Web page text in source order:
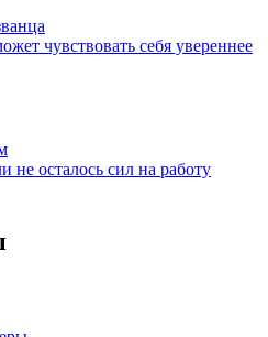
чувствовать себя увереннее
не осталось сил на работу